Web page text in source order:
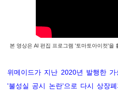
본 영상은 AI 편집 프로그램 '토마토아이컷'을
위메이드가 지난 2020년 발행한
'불성실 공시 논란'으로 다시 상장